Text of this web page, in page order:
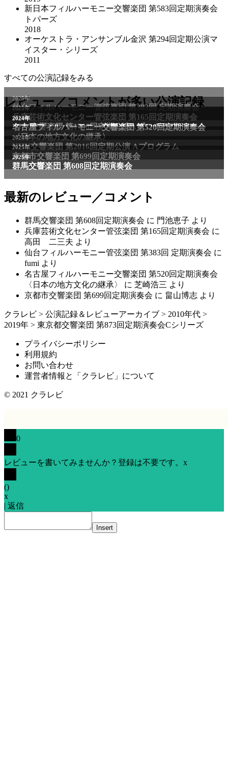
新日本フィルハーモニー交響楽団 第583回定期演奏会
トパーズ
2018
オーケストラ・アンサンブル金沢 第294回定期公演マ
イスター・シリーズ
2011
すべての公演記録をみる
レビュー／コメントが多い公演記録
2025年
仙台フィルハーモニー管弦楽団 第383回 定期演奏会
2025年
兵庫芸術文化センター管弦楽団 第165回定期演奏会
2011年
NHK交響楽団 第1706回定期公演Aプログラム
2024年
名古屋フィルハーモニー交響楽団 第520回定期演奏会
〈日本の地方文化の継承〉
2024年
NHK交響楽団 第2016回定期公演 Aプログラム
2025年
京都市交響楽団 第699回定期演奏会
2025年
群馬交響楽団 第608回定期演奏会
最新のレビュー／コメント
群馬交響楽団 第608回定期演奏会 に 門池恵子 より
兵庫芸術文化センター管弦楽団 第165回定期演奏会 に
高田 二三夫 より
仙台フィルハーモニー管弦楽団 第383回 定期演奏会 に
fumi より
名古屋フィルハーモニー交響楽団 第520回定期演奏会
〈日本の地方文化の継承〉
に 芝崎浩三 より
京都市交響楽団 第699回定期演奏会 に 畠山博志 より
クラレビ > 公演記録＆レビューアーカイブ > 2010年代 >
2019年 > 東京都交響楽団 第873回定期演奏会Cシリーズ
プライバシーポリシー
利用規約
お問い合わせ
運営者情報と「クラレビ」について
© 2021 クラレビ
0
レビューを書いてみませんか？登録は不要です。 x
()
x
| 返信
Insert